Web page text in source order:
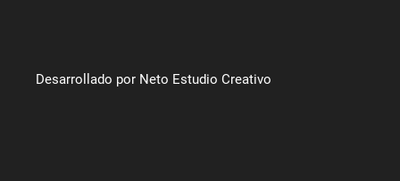
Desarrollado por Neto Estudio Creativo